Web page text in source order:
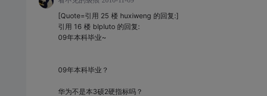
[Quote=引用 25 楼 huxiweng 的回复:]
引用 16 楼 blpluto 的回复:
09年本科毕业~
09年本科毕业？
华为不是本3硕2硬指标吗？